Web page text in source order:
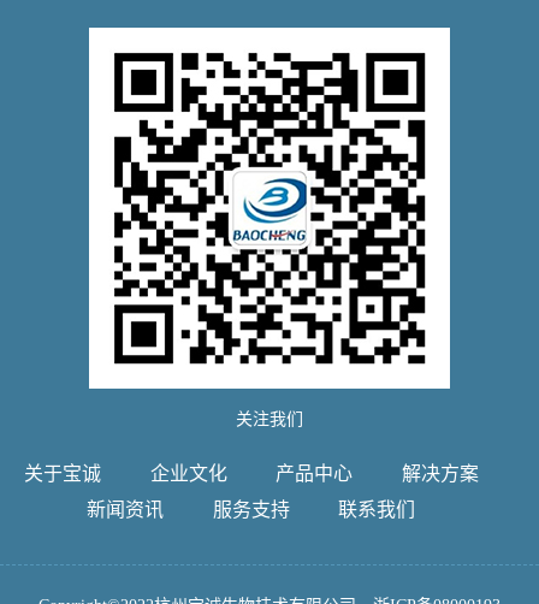
关注我们
关于宝诚 企业文化 产品中心
解决方案
新闻资讯
服务支持 联系我们